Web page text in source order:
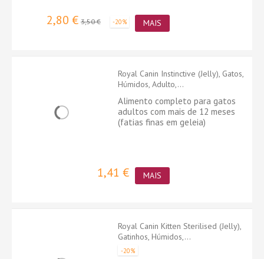
2,80 € 3,50 € -20% MAIS
Royal Canin Instinctive (Jelly), Gatos,
Húmidos, Adulto,...
Alimento completo para gatos
adultos com mais de 12 meses
(fatias finas em geleia)
1,41 € MAIS
Royal Canin Kitten Sterilised (Jelly),
Gatinhos, Húmidos,...
-20%